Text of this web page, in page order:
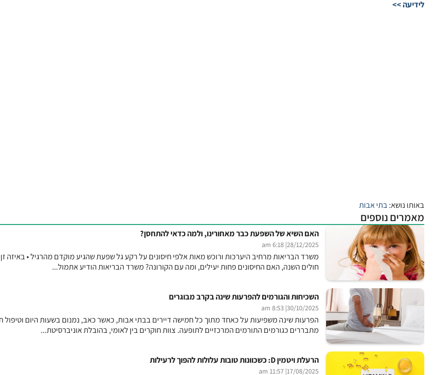
לידיעה >>
באותו נושא: בתי אבות
מאמרים נוספים
האם השיא של השפעת כבר מאחורינו, ולמה כדאי להתחסן?
28/12/2025
| 6:18 am
משרד הבריאות מרחיב היערכות ורוכש מאות אלפי חיסונים על רקע גל שפעת שהגיע מוקדם מהרגיל • באיזה זן
חולים השנה, האם החיסונים פחות יעילים, ומה עם הקורונה? משרד הבריאות הודיע אתמול...
השכיחות והגורמים להפרעות שינה בקרב מבוגרים
30/10/2025
| 8:53 am
הפרעות שינה משפיעות על כאחד מתוך כל חמישה דיירים בבתי אבות, כאשר כאב, נמנום בשעות היום וטיפול
מתבררים כגורמים התורמים המרכזיים לתופעה. צוות חוקרים בין לאומי, בהובלת אוניברסיטת...
הרעלת ויטמין D: כשכוונות טובות עלולות להפוך לרעילות
17/08/2025
| 11:57 am